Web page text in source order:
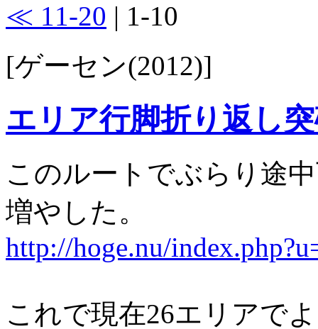
≪ 11-20 | 1-10
[ゲーセン(2012)]
エリア行脚折り返し
このルートでぶらり途
増やした。
http://hoge.nu/
これで現在26エリアで